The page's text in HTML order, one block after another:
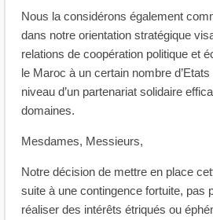
Nous la considérons également
dans notre orientation stratégique
relations de coopération politique et
le Maroc à un certain nombre
niveau d’un partenariat solidaire
domaines.
Mesdames, Messieurs,
Notre décision de mettre en place
suite à une contingence fortuite, pas
réaliser des intérêts étriqués ou